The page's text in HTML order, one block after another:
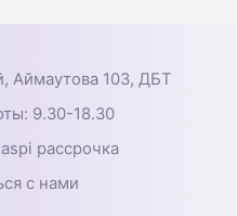
Аймаутова 103, ДБТ
9.30-18.30
рассрочка
с нами